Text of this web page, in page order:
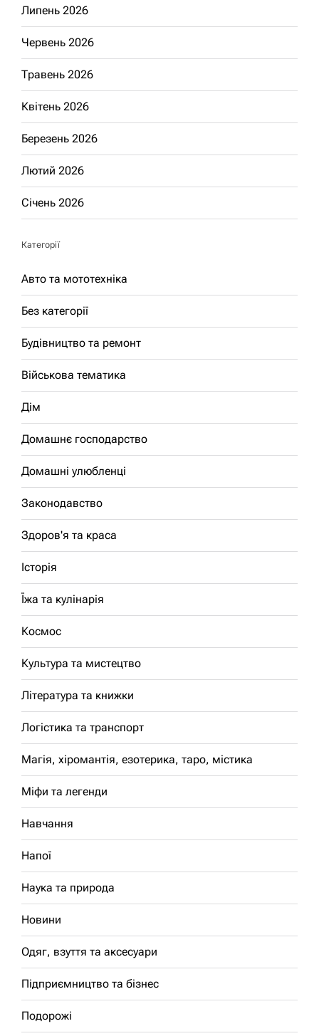
Липень 2026
Червень 2026
Травень 2026
Квітень 2026
Березень 2026
Лютий 2026
Січень 2026
Категорії
Авто та мототехніка
Без категорії
Будівництво та ремонт
Військова тематика
Дім
Домашнє господарство
Домашні улюбленці
Законодавство
Здоров'я та краса
Історія
Їжа та кулінарія
Космос
Культура та мистецтво
Література та книжки
Логістика та транспорт
Магія, хіромантія, езотерика, таро, містика
Міфи та легенди
Навчання
Напої
Наука та природа
Новини
Одяг, взуття та аксесуари
Підприємництво та бізнес
Подорожі